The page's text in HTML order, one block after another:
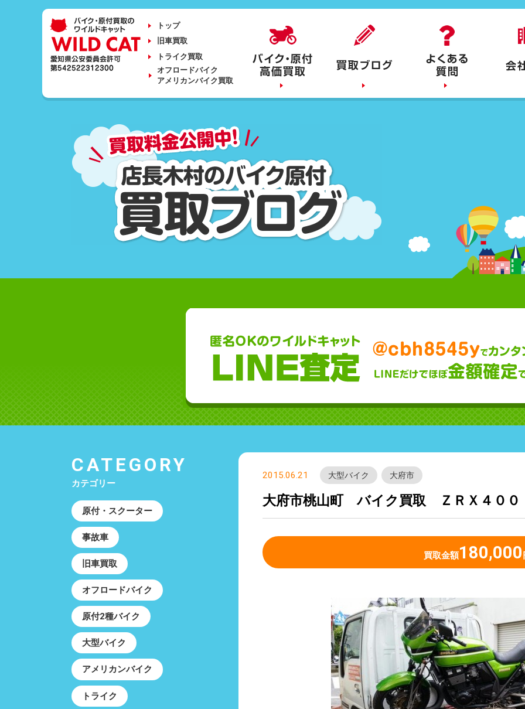
トップ
旧車買取
トライク買取
オフロードバイク
アメリカンバイク買取
2015.06.21 大型バイク 大府市
大府市桃山町 バイク買取 ＺＲＸ４００
買取金額180,000
CATEGORY
カテゴリー
原付・スクーター
事故車
旧車買取
オフロードバイク
原付2種バイク
大型バイク
アメリカンバイク
トライク